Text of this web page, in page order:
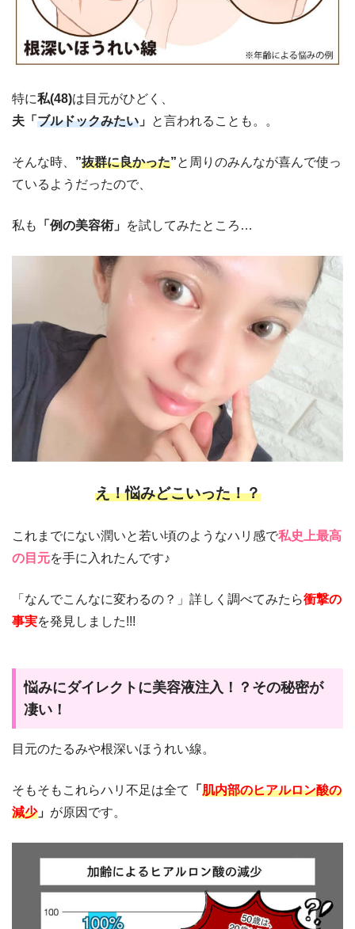
特に私(48)は目元がひどく、
夫「 ブルドックみたい 」 と言われることも。。
そんな時、 ”抜群に良かった”と周りのみんなが喜んで使っ
ているようだったので、
私も 「例の美容術」 を試してみたところ…
え！悩みどこいった！？
これまでにない潤いと若い頃のようなハリ感で私史上最高
の目元を手に入れたんです♪
「なんでこんなに変わるの？」詳しく調べてみたら衝撃の
事実を発見しました!!!
悩みにダイレクトに美容液注入！？その秘密が
凄い！
目元のたるみや根深いほうれい線。
そもそもこれらハリ不足は全て 「 肌内部のヒアルロン酸の
減少」 が原因です。